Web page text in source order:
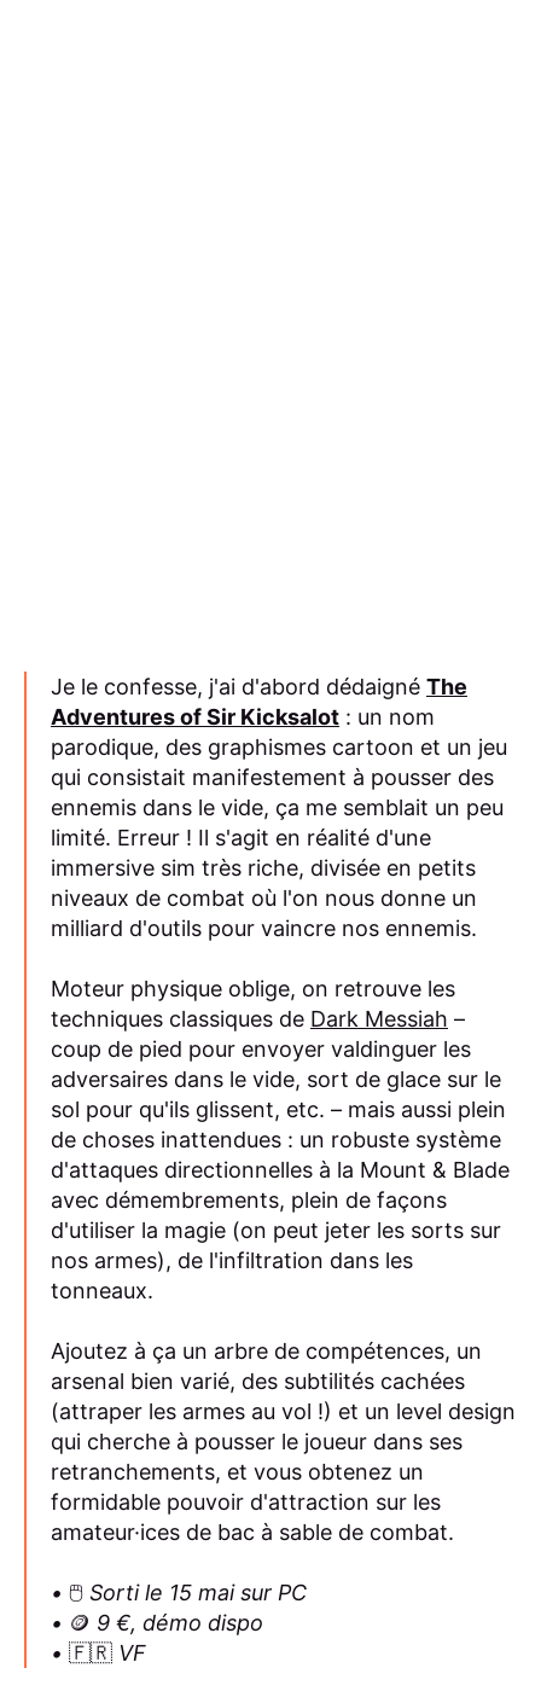
Je le confesse, j'ai d'abord dédaigné The
Adventures of Sir Kicksalot : un nom
parodique, des graphismes cartoon et un jeu
qui consistait manifestement à pousser des
ennemis dans le vide, ça me semblait un peu
limité. Erreur ! Il s'agit en réalité d'une
immersive sim très riche, divisée en petits
niveaux de combat où l'on nous donne un
milliard d'outils pour vaincre nos ennemis.
Moteur physique oblige, on retrouve les
techniques classiques de Dark Messiah –
coup de pied pour envoyer valdinguer les
adversaires dans le vide, sort de glace sur le
sol pour qu'ils glissent, etc. – mais aussi plein
de choses inattendues : un robuste système
d'attaques directionnelles à la Mount & Blade
avec démembrements, plein de façons
d'utiliser la magie (on peut jeter les sorts sur
nos armes), de l'infiltration dans les
tonneaux.
Ajoutez à ça un arbre de compétences, un
arsenal bien varié, des subtilités cachées
(attraper les armes au vol !) et un level design
qui cherche à pousser le joueur dans ses
retranchements, et vous obtenez un
formidable pouvoir d'attraction sur les
amateur·ices de bac à sable de combat.
• 🖱️ Sorti le 15 mai sur PC
• 🪙 9 €, démo dispo
• 🇫🇷 VF